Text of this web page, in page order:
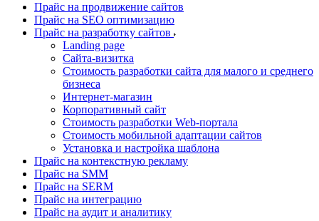
Прайс на продвижение сайтов
Прайс на SEO оптимизацию
Прайс на разработку сайтов
Landing page
Cайта-визитка
Стоимость разработки сайта для малого и среднего
бизнеса
Интернет-магазин
Корпоративный сайт
Стоимость разработки Web-портала
Стоимость мобильной адаптации сайтов
Установка и настройка шаблона
Прайс на контекстную рекламу
Прайс на SMM
Прайс на SERM
Прайс на интеграцию
Прайс на аудит и аналитику